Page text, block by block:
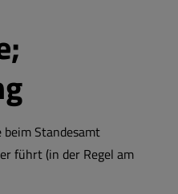
Standesamt
führt (in der Regel am